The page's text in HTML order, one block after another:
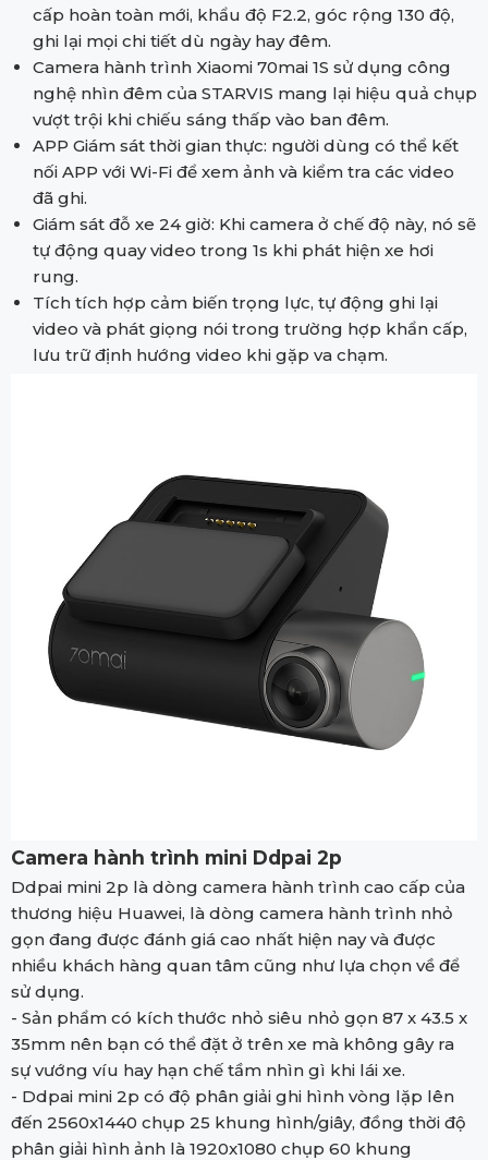
cấp hoàn toàn mới, khẩu độ F2.2, góc rộng 130 độ,
ghi lại mọi chi tiết dù ngày hay đêm.
Camera hành trình Xiaomi 70mai 1S sử dụng công
nghệ nhìn đêm của STARVIS mang lại hiệu quả chụp
vượt trội khi chiếu sáng thấp vào ban đêm.
APP Giám sát thời gian thực: người dùng có thể kết
nối APP với Wi-Fi để xem ảnh và kiểm tra các video
đã ghi.
Giám sát đỗ xe 24 giờ: Khi camera ở chế độ này, nó sẽ
tự động quay video trong 1s khi phát hiện xe hơi
rung.
Tích tích hợp cảm biến trọng lực, tự động ghi lại
video và phát giọng nói trong trường hợp khẩn cấp,
lưu trữ định hướng video khi gặp va chạm.
Camera hành trình mini Ddpai 2p
Ddpai mini 2p là dòng camera hành trình cao cấp của
thương hiệu Huawei, là dòng camera hành trình nhỏ
gọn đang được đánh giá cao nhất hiện nay và được
nhiều khách hàng quan tâm cũng như lựa chọn về để
sử dụng.
- Sản phẩm có kích thước nhỏ siêu nhỏ gọn 87 x 43.5 x
35mm nên bạn có thể đặt ở trên xe mà không gây ra
sự vướng víu hay hạn chế tầm nhìn gì khi lái xe.
- Ddpai mini 2p có độ phân giải ghi hình vòng lặp lên
đến 2560x1440 chụp 25 khung hình/giây, đồng thời độ
phân giải hình ảnh là 1920x1080 chụp 60 khung